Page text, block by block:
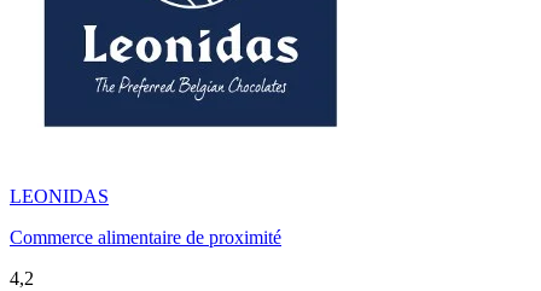
LEONIDAS
Commerce alimentaire de proximité
4,2